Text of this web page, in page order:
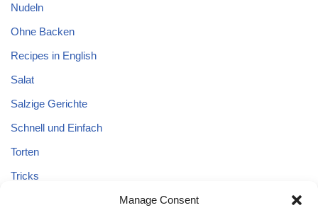
Manage Consent
Nudeln
Ohne Backen
Recipes in English
Salat
Salzige Gerichte
Schnell und Einfach
Torten
Tricks